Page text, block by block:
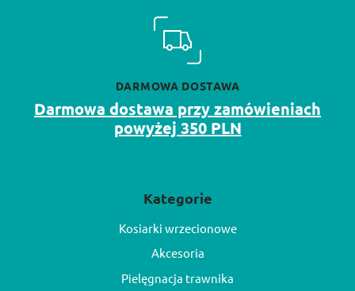
DARMOWA DOSTAWA
Darmowa dostawa przy zamówieniach
powyżej 350 PLN
Kategorie
Kosiarki wrzecionowe
Akcesoria
Pielęgnacja trawnika